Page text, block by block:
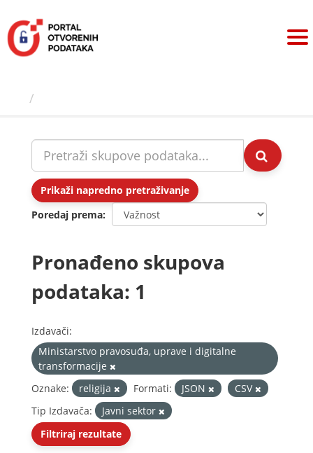
sadržaj
Prikaži napredno pretraživanje
Poredaj prema
Pronađeno skupova
podataka: 1
Izdavači:
Ministarstvo pravosuđa, uprave i digitalne
transformacije
Oznake:
religija Formati: JSON
CSV
Tip Izdavača:
Javni sektor
Filtriraj rezultate